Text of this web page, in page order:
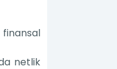
netlik